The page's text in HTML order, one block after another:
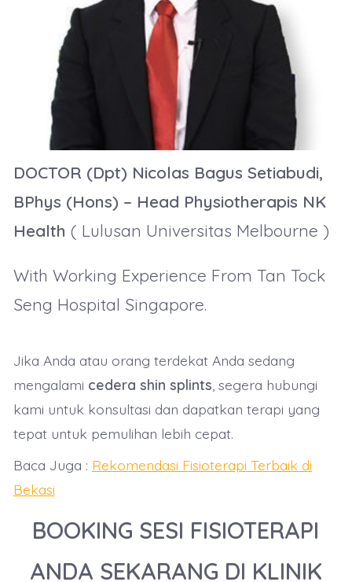
DOCTOR (Dpt) Nicolas Bagus Setiabudi,
BPhys (Hons) – Head Physiotherapis NK
Health ( Lulusan Universitas Melbourne )
With Working Experience From Tan Tock
Seng Hospital Singapore.
Jika Anda atau orang terdekat Anda sedang
mengalami cedera shin splints , segera hubungi
kami untuk konsultasi dan dapatkan terapi yang
tepat untuk pemulihan lebih cepat.
Baca Juga : Rekomendasi Fisioterapi Terbaik di
Bekasi
BOOKING SESI FISIOTERAPI
ANDA SEKARANG DI KLINIK